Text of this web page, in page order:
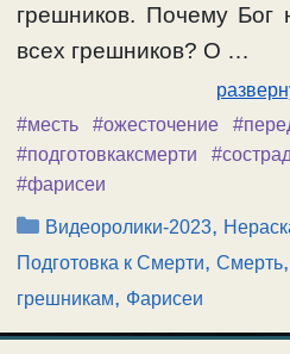
грешников. Почему Бог
всех грешников? О …
#месть
#ожесточение
#подготовкаксмерти
#фарисеи
Рубрики
Видеоролики-2023,
Подготовка к Смерти, Смерть,
грешникам, Фарисеи